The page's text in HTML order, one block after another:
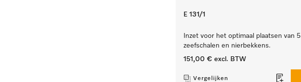
E 131/1
Inzet voor het optimaal plaatsen van 5
zeefschalen en nierbekkens.
151,00 € excl. BTW
Vergelijken